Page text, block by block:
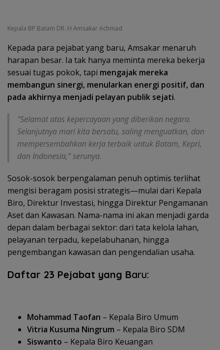
Kepala BP Batam DR. H Amsakar Achmad
Kepada para pejabat yang baru, Amsakar menaruh
harapan besar. Ia tak hanya meminta mereka bekerja
sesuai tugas pokok, tapi mengajak mereka
membangun sinergi, menularkan energi positif, dan
pada akhirnya menjadi pelayan publik sejati.
“Selamat atas kepercayaan yang diberikan negara.
Selanjutnya mari kita bersatu, saling menguatkan, dan
mempersembahkan kerja terbaik untuk Batam, Kepri,
dan Indonesia,” serunya.
Sosok-sosok berpengalaman penuh optimis terlihat
mengisi beragam posisi strategis—mulai dari Kepala
Biro, Direktur Investasi, hingga Direktur Pengamanan
Aset dan Kawasan. Nama-nama ini akan menjadi garda
depan dalam berbagai sektor: dari tata kelola lahan,
pelayanan terpadu, kepelabuhanan, hingga
pengembangan kawasan dan pengendalian usaha.
Daftar 23 Pejabat yang Baru:
Mohammad Taofan – Kepala Biro Umum
Vitria Kusuma Ningrum – Kepala Biro SDM
Siswanto – Kepala Biro Keuangan